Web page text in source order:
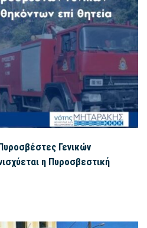
Γενικών
η Πυροσβεστική